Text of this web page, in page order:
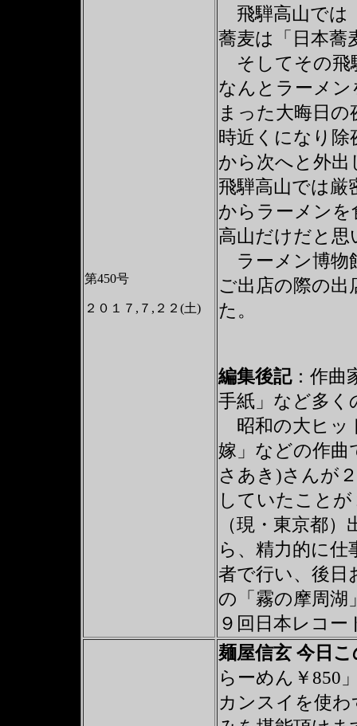
第450号
２０１７,７,２２(土)
飛騨高山では
蕎麦は「日本蕎
そしてその飛
なんとラーメ
まった大晦日
時近くになり除
から次へと外出
飛騨高山では厳
からラーメン
高山だけだと思
ラーメン博物
ご出店の際の
た。
編集後記：作曲
手紙」など多く
昭和の大ヒッ
嫁」などの作曲
さあき)さんが
していたこと
（現・東京都
ら、精力的に
者で行い、後日
の「霧の摩周湖
９回日本レコー
麺屋信玄 今日
らーめん￥850
カンスイを使